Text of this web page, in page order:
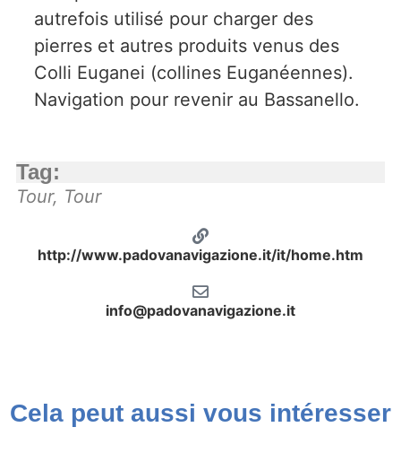
autrefois utilisé pour charger des
pierres et autres produits venus des
Colli Euganei (collines Euganéennes).
Navigation pour revenir au Bassanello.
Tag:
Tour, Tour
http://www.padovanavigazione.it/it/home.htm
info@padovanavigazione.it
Cela peut aussi vous intéresser